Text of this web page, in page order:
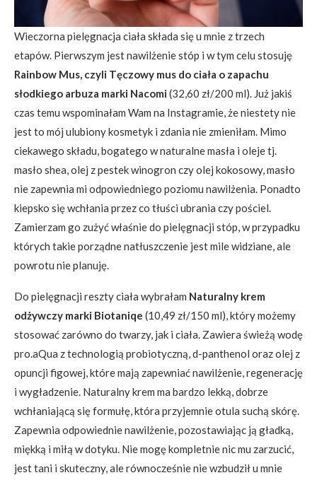
Wieczorna pielęgnacja ciała składa się u mnie z trzech
etapów. Pierwszym jest nawilżenie stóp i w tym celu stosuję
Rainbow Mus, czyli Tęczowy mus do ciała o zapachu
słodkiego arbuza marki Nacomi (32,60 zł/200 ml). Już jakiś
czas temu wspominałam Wam na Instagramie, że niestety nie
jest to mój ulubiony kosmetyk i zdania nie zmieniłam. Mimo
ciekawego składu, bogatego w naturalne masła i oleje tj.
masło shea, olej z pestek winogron czy olej kokosowy, masło
nie zapewnia mi odpowiedniego poziomu nawilżenia. Ponadto
kiepsko się wchłania przez co tłuści ubrania czy pościel.
Zamierzam go zużyć właśnie do pielęgnacji stóp, w przypadku
których takie porządne natłuszczenie jest mile widziane, ale
powrotu nie planuję.
Do pielęgnacji reszty ciała wybrałam Naturalny krem
odżywczy marki Biotaniqe (10,49 zł/150 ml), który możemy
stosować zarówno do twarzy, jak i ciała. Zawiera świeżą wodę
pro.aQua z technologią probiotyczną, d-panthenol oraz olej z
opuncji figowej, które mają zapewniać nawilżenie, regenerację
i wygładzenie. Naturalny krem ma bardzo lekką, dobrze
wchłaniającą się formułę, która przyjemnie otula suchą skórę.
Zapewnia odpowiednie nawilżenie, pozostawiając ją gładką,
miękką i miłą w dotyku. Nie mogę kompletnie nic mu zarzucić,
jest tani i skuteczny, ale równocześnie nie wzbudził u mnie